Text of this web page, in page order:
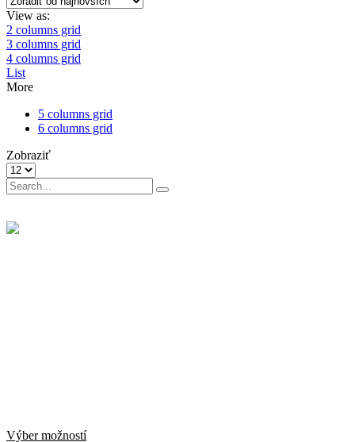
View as:
2 columns grid
3 columns grid
4 columns grid
List
More
5 columns grid
6 columns grid
Zobraziť
Products
per
page
Search
for:
Výber možnostíTento